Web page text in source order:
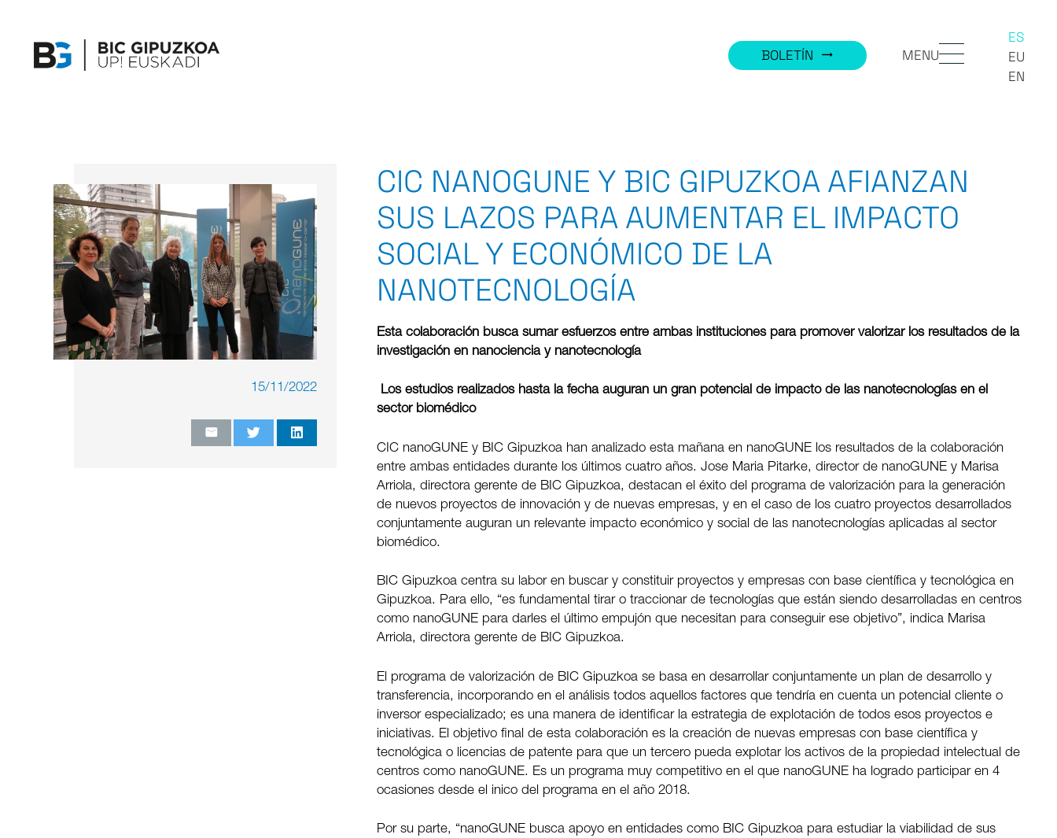
BOLETÍN trending_flat MENU
ES
EU
EN
15/11/2022
CIC NANOGUNE Y BIC GIPUZKOA AFIANZAN
SUS LAZOS PARA AUMENTAR EL IMPACTO
SOCIAL Y ECONÓMICO DE LA
NANOTECNOLOGÍA
Esta colaboración busca sumar esfuerzos entre ambas instituciones para promover valorizar los resultados de la
investigación en nanociencia y nanotecnología
Los estudios realizados hasta la fecha auguran un gran potencial de impacto de las nanotecnologías en el
sector biomédico
CIC nanoGUNE y BIC Gipuzkoa han analizado esta mañana en nanoGUNE los resultados de la colaboración
entre ambas entidades durante los últimos cuatro años. Jose Maria Pitarke, director de nanoGUNE y Marisa
Arriola, directora gerente de BIC Gipuzkoa, destacan el éxito del programa de valorización para la generación
de nuevos proyectos de innovación y de nuevas empresas, y en el caso de los cuatro proyectos desarrollados
conjuntamente auguran un relevante impacto económico y social de las nanotecnologías aplicadas al sector
biomédico.
BIC Gipuzkoa centra su labor en buscar y constituir proyectos y empresas con base científica y tecnológica en
Gipuzkoa. Para ello, “es fundamental tirar o traccionar de tecnologías que están siendo desarrolladas en centros
como nanoGUNE para darles el último empujón que necesitan para conseguir ese objetivo”, indica Marisa
Arriola, directora gerente de BIC Gipuzkoa.
El programa de valorización de BIC Gipuzkoa se basa en desarrollar conjuntamente un plan de desarrollo y
transferencia, incorporando en el análisis todos aquellos factores que tendría en cuenta un potencial cliente o
inversor especializado; es una manera de identificar la estrategia de explotación de todos esos proyectos e
iniciativas. El objetivo final de esta colaboración es la creación de nuevas empresas con base científica y
tecnológica o licencias de patente para que un tercero pueda explotar los activos de la propiedad intelectual de
centros como nanoGUNE. Es un programa muy competitivo en el que nanoGUNE ha logrado participar en 4
ocasiones desde el inico del programa en el año 2018.
Por su parte, “nanoGUNE busca apoyo en entidades como BIC Gipuzkoa para estudiar la viabilidad de sus